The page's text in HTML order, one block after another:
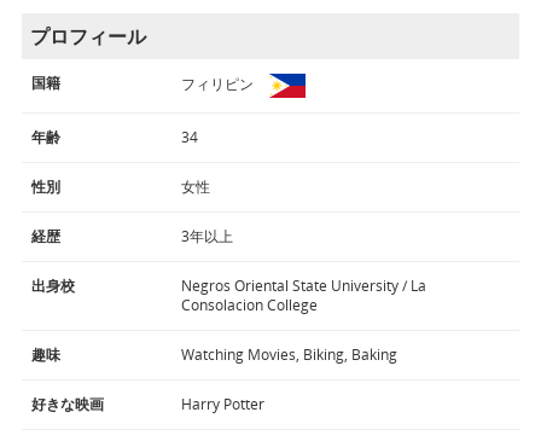
プロフィール
国籍 フィリピン
年齢 34
性別 女性
経歴 3年以上
出身校
Negros Oriental State University / La
Consolacion College
趣味 Watching Movies, Biking, Baking
好きな映画 Harry Potter